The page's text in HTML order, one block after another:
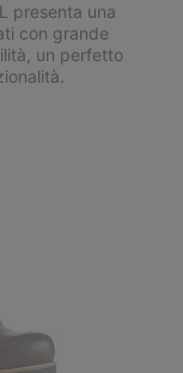
presenta una
con grande
un perfetto